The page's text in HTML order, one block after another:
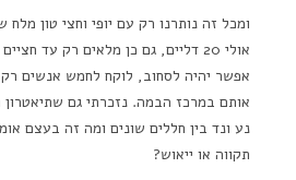
ומכל זה נותרנו רק עם יופי וחצי טון
אולי 20 דליים, גם כן מלאים רק עד
אפשר יהיה לסחוב, לוקח לחמש אנשים
אותם במרכז הבמה. נזכרתי גם
נע ונד בין חללים שונים ומה זה בעצם
תקווה או ייאוש?